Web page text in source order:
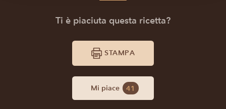
Ti è piaciuta questa ricetta?
STAMPA
Mi piace 41